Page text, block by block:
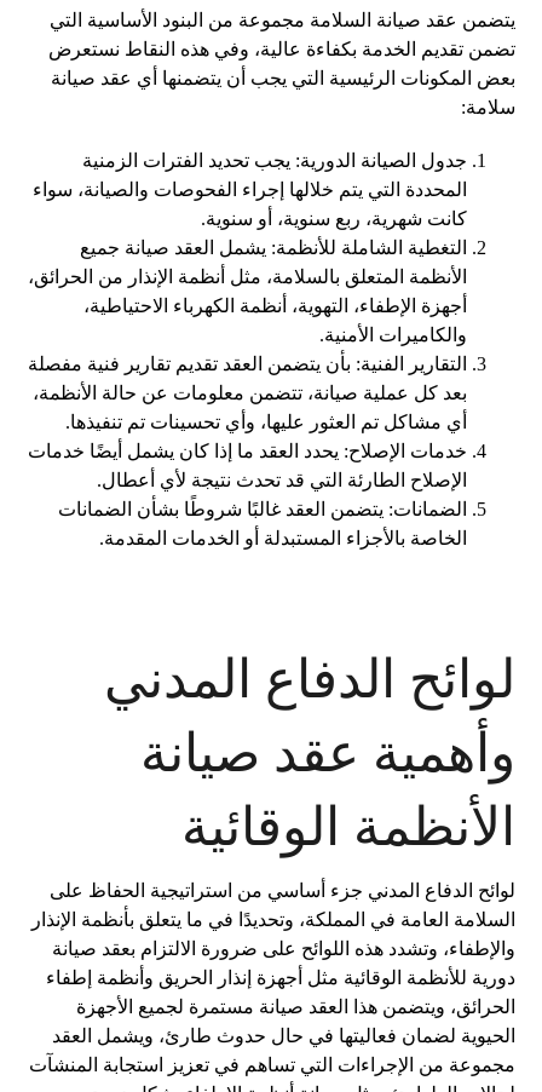
يتضمن عقد صيانة السلامة مجموعة من البنود الأساسية التي
تضمن تقديم الخدمة بكفاءة عالية، وفي هذه النقاط نستعرض
بعض المكونات الرئيسية التي يجب أن يتضمنها أي عقد صيانة
سلامة:
جدول الصيانة الدورية: يجب تحديد الفترات الزمنية
المحددة التي يتم خلالها إجراء الفحوصات والصيانة، سواء
كانت شهرية، ربع سنوية، أو سنوية.
التغطية الشاملة للأنظمة: يشمل العقد صيانة جميع
الأنظمة المتعلق بالسلامة، مثل أنظمة الإنذار من الحرائق،
أجهزة الإطفاء، التهوية، أنظمة الكهرباء الاحتياطية،
والكاميرات الأمنية.
التقارير الفنية: بأن يتضمن العقد تقديم تقارير فنية مفصلة
بعد كل عملية صيانة، تتضمن معلومات عن حالة الأنظمة،
أي مشاكل تم العثور عليها، وأي تحسينات تم تنفيذها.
خدمات الإصلاح: يحدد العقد ما إذا كان يشمل أيضًا خدمات
الإصلاح الطارئة التي قد تحدث نتيجة لأي أعطال.
الضمانات: يتضمن العقد غالبًا شروطًا بشأن الضمانات
الخاصة بالأجزاء المستبدلة أو الخدمات المقدمة.
لوائح الدفاع المدني
وأهمية عقد صيانة
الأنظمة الوقائية
لوائح الدفاع المدني جزء أساسي من استراتيجية الحفاظ على
السلامة العامة في المملكة، وتحديدًا في ما يتعلق بأنظمة الإنذار
والإطفاء، وتشدد هذه اللوائح على ضرورة الالتزام بعقد صيانة
دورية للأنظمة الوقائية مثل أجهزة إنذار الحريق وأنظمة إطفاء
الحرائق، ويتضمن هذا العقد صيانة مستمرة لجميع الأجهزة
الحيوية لضمان فعاليتها في حال حدوث طارئ، ويشمل العقد
مجموعة من الإجراءات التي تساهم في تعزيز استجابة المنشآت